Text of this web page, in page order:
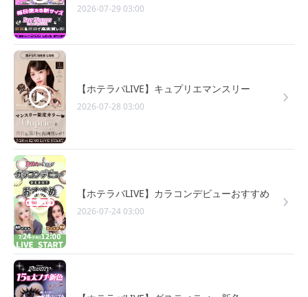
2026-07-29 03:00
【ホテラバLIVE】キュプリエマンスリー
2026-07-28 03:00
【ホテラバLIVE】カラコンデビューおすすめ
2026-07-24 03:00